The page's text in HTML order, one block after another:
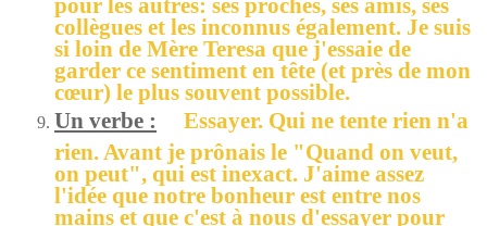
collègues et les inconnus également. Je suis
si loin de Mère Teresa que j'essaie de
garder ce sentiment en tête (et près de mon
cœur) le plus souvent possible.
Un verbe : Essayer. Qui ne tente rien n'a
rien. Avant je prônais le "Quand on veut,
on peut", qui est inexact. J'aime assez
l'idée que notre bonheur est entre nos
mains et que c'est à nous d'essayer pour